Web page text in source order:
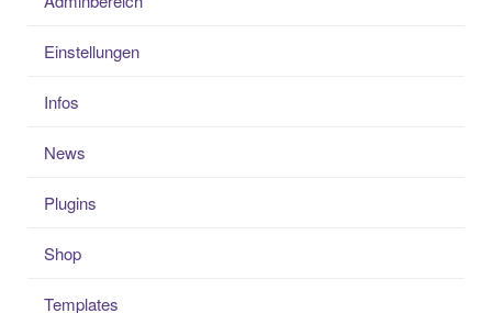
Einstellungen
Infos
News
Plugins
Shop
Templates